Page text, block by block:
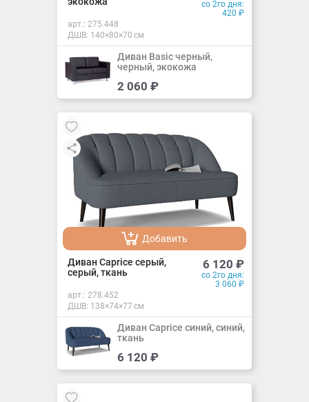
со 2го дня:
420 ₽
арт.: 275.448
ДШВ: 140×80×70 см
Добавить
Добавлено
Диван Basic черный,
черный, экокожа
2 060 ₽
Добавить
Добавлено
Диван Caprice серый,
серый, ткань
6 120 ₽
со 2го дня:
3 060 ₽
арт.: 278.452
ДШВ: 138×74×77 см
Добавить
Добавлено
Диван Caprice синий, синий,
ткань
6 120 ₽